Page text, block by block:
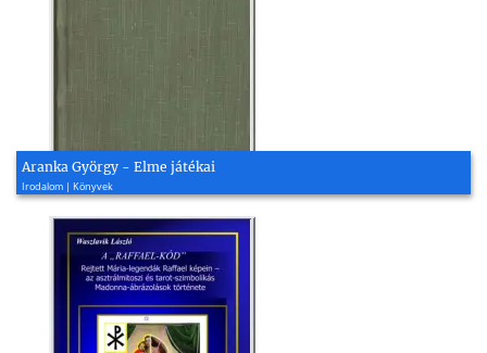
Aranka György - Elme játékai
Irodalom | Könyvek